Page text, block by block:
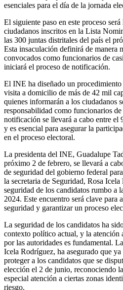
esenciales para el día de la jornada
El siguiente paso en este proceso
ciudadanos inscritos en la Lista
las 300 juntas distritales del país el
Esta insaculación definirá de manera
convocados como funcionarios de
iniciará el proceso de notificación.
El INE ha diseñado un
visita a domicilio de más de 42 mil
quienes informarán a los ciudadanos
responsabilidad como funcionarios
notificación se llevará a cabo entre el
y es esencial para asegurar la
en el proceso electoral.
La presidenta del INE, Guadalupe
próximo 2 de febrero, se llevará a
de seguridad del gobierno federal
la secretaria de Seguridad, Rosa
seguridad de los candidatos rumbo a
2024. Este encuentro será clave para
seguridad y garantizar un proceso
La seguridad de los candidatos ha
contexto político actual, y la atención
por las autoridades es fundamental.
Icela Rodríguez, ha asegurado que
proteger a los candidatos que se
elección el 2 de junio, reconociendo
especial atención a ciertas zonas
riesgo.